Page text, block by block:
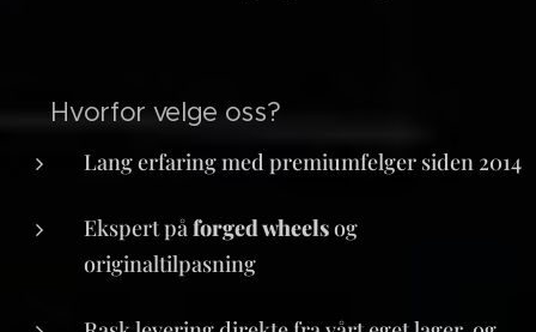
📈 Hvorfor velge oss?
Lang erfaring med premiumfelger siden 2014
Ekspert påforged wheelsog
originaltilpasning